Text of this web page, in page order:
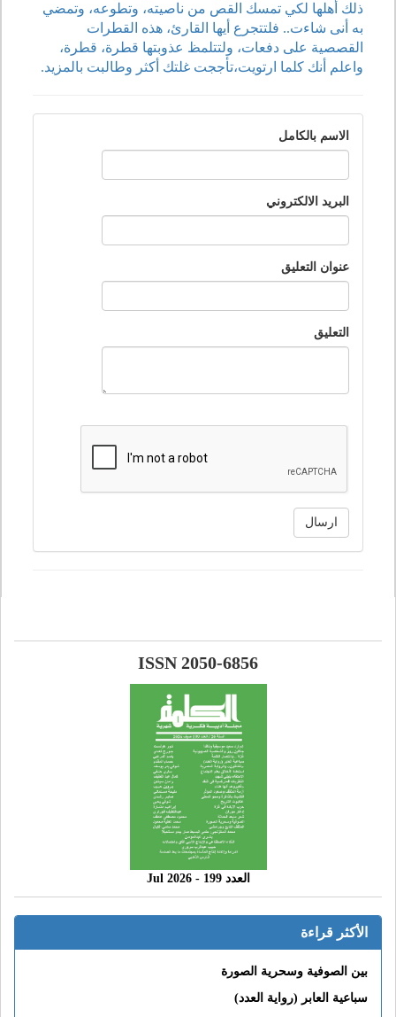
ذلك أهلها لكي تمسك القص من ناصيته، وتطوعه، وتمضي
به أنى شاءت.. فلتتجرع أيها القارئ، هذه القطرات
القصصية على دفعات، ولتتلمظ عذوبتها قطرة، قطرة،
واعلم أنك كلما ارتويت،تأججت غلتك أكثر وطالبت بالمزيد.
الاسم بالكامل
البريد الالكتروني
عنوان التعليق
التعليق
ارسال
ISSN 2050-6856
العدد 199 - 2026 Jul
الأكثر قراءة
بين الصوفية وسحرية الصورة
سباعية العابر (رواية العدد)